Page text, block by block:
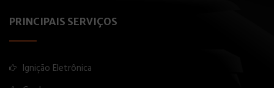
PRINCIPAIS SERVIÇOS
Ignição Eletrônica